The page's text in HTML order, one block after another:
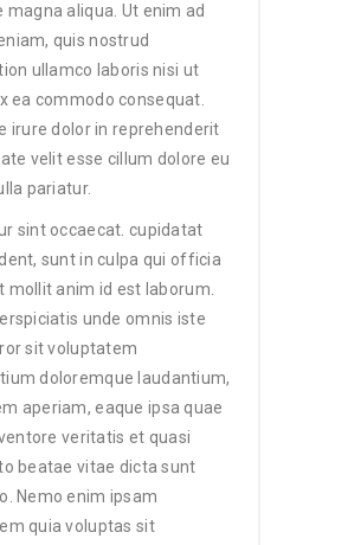
magna aliqua. Ut enim ad
quis nostrud
ullamco laboris nisi ut
ea commodo consequat.
irure dolor in reprehenderit
velit esse cillum dolore eu
pariatur.
sint occaecat. cupidatat
sunt in culpa qui officia
mollit anim id est laborum.
unde omnis iste
sit voluptatem
doloremque laudantium,
aperiam, eaque ipsa quae
veritatis et quasi
beatae vitae dicta sunt
Nemo enim ipsam
quia voluptas sit